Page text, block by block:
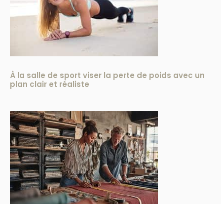
À la salle de sport viser la perte de poids avec un
plan clair et réaliste